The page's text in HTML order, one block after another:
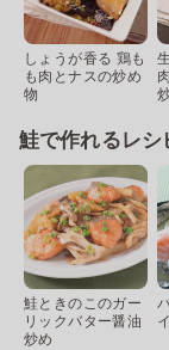
しょうが香る 鶏も
も肉とナスの炒め
物
鮭で作れるレシ
鮭ときのこのガー
リックバター醤油
炒め